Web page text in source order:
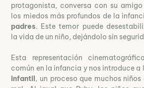
protagonista, conversa con su
los miedos más profundos de la
padres. Este temor puede
la vida de un niño, dejándolo sin
Esta representación
común en la infancia y nos introduce a
infantil, un proceso que muchos